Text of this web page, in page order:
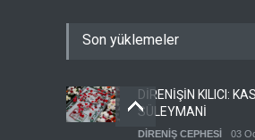
Son yüklemeler
DİRENİŞİN KILICI:
SÜLEYMANİ
DİRENİŞ CEPHESİ 03